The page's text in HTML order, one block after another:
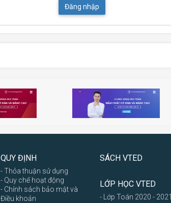
Đăng nhập
QUY ĐỊNH
- Thỏa thuận sử dụng
- Quy chế hoạt động
- Chính sách bảo mật và
Điều khoản
SÁCH VTED
LỚP HỌC VTED
- Lớp Toán 2020 - 2021